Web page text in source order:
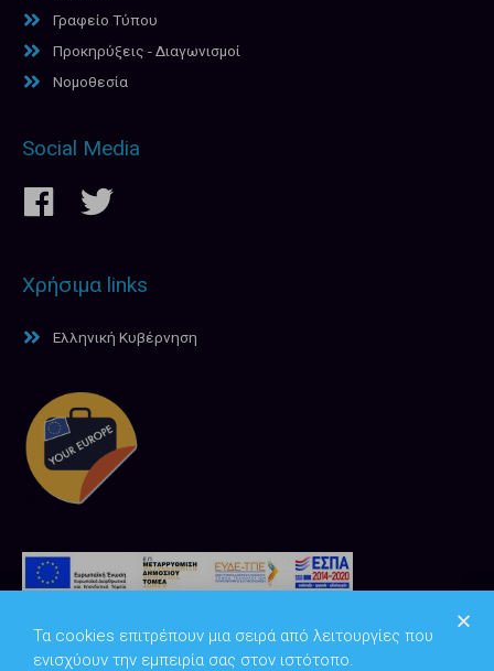
Γραφείο Τύπου
Προκηρύξεις - Διαγωνισμοί
Νομοθεσία
Social Media
Χρήσιμα links
Ελληνική Κυβέρνηση
Τα cookies επιτρέπουν μια σειρά από λειτουργίες που
ενισχύουν την εμπειρία σας στον ιστότοπο.